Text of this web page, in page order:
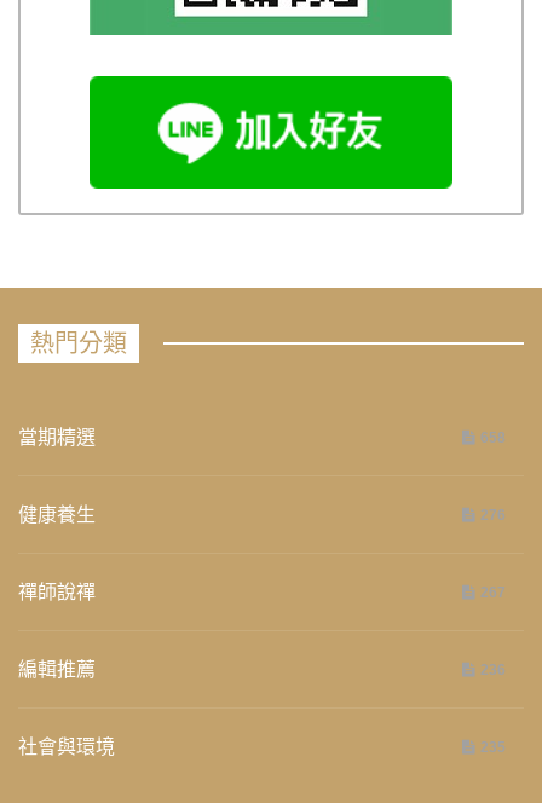
熱門分類
當期精選 658
健康養生 276
禪師說禪 267
編輯推薦 236
社會與環境 235